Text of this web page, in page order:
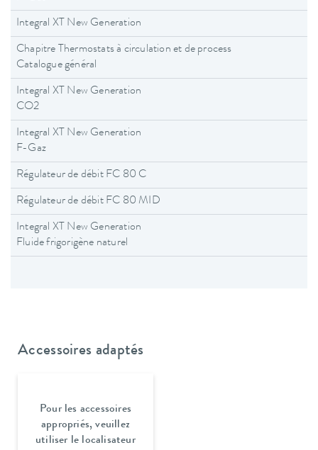
Integral XT New Generation
Chapitre Thermostats à circulation et de process
Catalogue général
Integral XT New Generation
CO2
Integral XT New Generation
F-Gaz
Régulateur de débit FC 80 C
Régulateur de débit FC 80 MID
Integral XT New Generation
Fluide frigorigène naturel
Accessoires adaptés
Pour les accessoires
appropriés, veuillez
utiliser le localisateur